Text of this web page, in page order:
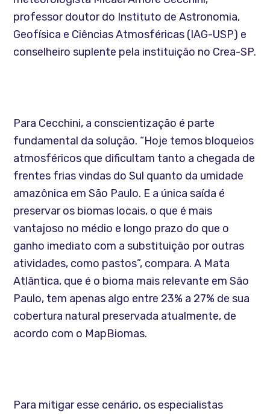
professor doutor do Instituto de Astronomia,
Geofísica e Ciências Atmosféricas (IAG-USP) e
conselheiro suplente pela instituição no Crea-SP.
Para Cecchini, a conscientização é parte
fundamental da solução. “Hoje temos bloqueios
atmosféricos que dificultam tanto a chegada de
frentes frias vindas do Sul quanto da umidade
amazônica em São Paulo. E a única saída é
preservar os biomas locais, o que é mais
vantajoso no médio e longo prazo do que o
ganho imediato com a substituição por outras
atividades, como pastos”, compara. A Mata
Atlântica, que é o bioma mais relevante em São
Paulo, tem apenas algo entre 23% a 27% de sua
cobertura natural preservada atualmente, de
acordo com o MapBiomas.
Para mitigar esse cenário, os especialistas